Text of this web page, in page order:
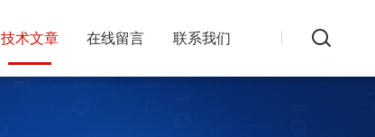
技术文章 在线留言 联系我们